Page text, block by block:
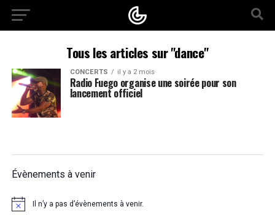
Tous les articles sur "dance"
CONCERTS il y a 2 mois
Radio Fuego organise une soirée pour son
lancement officiel
Évènements à venir
Notice Il n’y a pas d’évènements à venir.